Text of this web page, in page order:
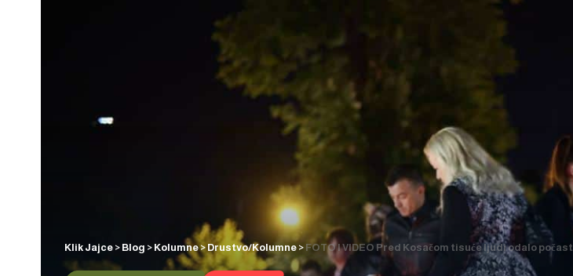
Klik Jajce > Blog > Kolumne>Drustvo/Kolumne > FOTO I VIDEO Pred Kosačom tisuće ljudi odalo